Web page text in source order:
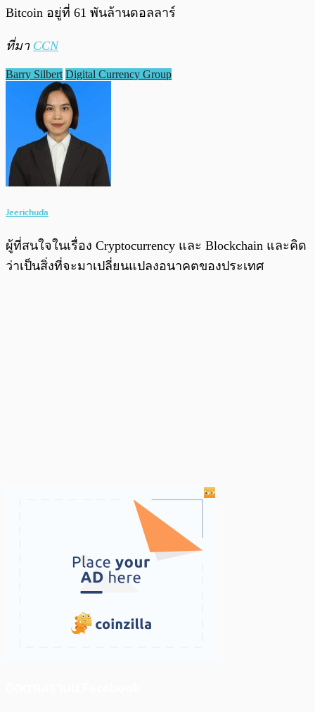
Bitcoin อยู่ที่ 61 พันล้านดอลลาร์
ที่มา CCN
Barry Silbert Digital Currency Group
Jeerichuda
ผู้ที่สนใจในเรื่อง Cryptocurrency และ Blockchain และคิด
ว่าเป็นสิ่งที่จะมาเปลี่ยนแปลงอนาคตของประเทศ